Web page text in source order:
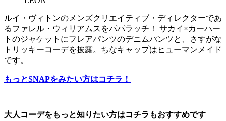
ルイ・ヴィトンのメンズクリエイティブ・ディレクターであ
るファレル・ウィリアムスをパパラッチ！ サカイ×カーハー
トのジャケットにフレアパンツのデニムパンツと、さすがな
トリッキーコーデを披露。ちなキャップはヒューマンメイド
です。
もっとSNAPをみたい方はコチラ！
大人コーデをもっと知りたい方はコチラもおすすめです